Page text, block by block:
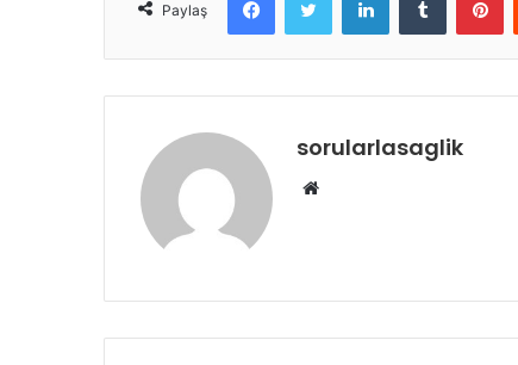
Paylaş
sorularlasaglik
Web